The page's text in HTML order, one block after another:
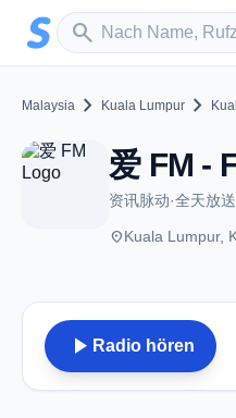
Zum Hauptinhalt springen
search
Sender suchen
Malaysia chevron_right Kuala Lumpur chevron_right
资讯脉动·全天放送
placeKuala Lumpur,
play_arrow Radio hören